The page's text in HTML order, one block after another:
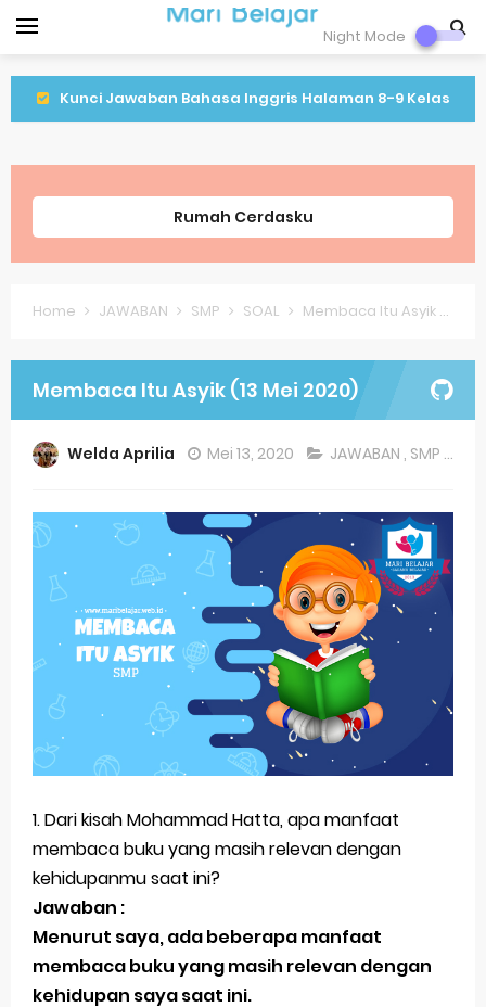
Kunci Jawaban Bahasa Inggris Halaman 8-9 Kelas
Kunci Jawaban IPA Halaman 8 Kelas 9 Semester 1
Latihan PLBJ Kelas 2 Tentang Keragaman Minuman
Soal Latihan Matematika Kelas 9
Soal Latihan Bahasa Inggris Kelas 8 Semester 2
(Genap)
Jawaban Bahasa Indonesia Kelas VIII (8) Kurikulum
Merdeka Halaman 18
Jawaban Bahasa Indonesia Kelas VIII (8) Kurikulum
Merdeka Halaman 15
Jawaban Bahasa Indonesia Kelas VIII (8) Kurikulum
Merdeka Halaman 7
Jawaban Bahasa Indonesia Kelas VIII (8) Kurikulum
Merdeka Halaman 5
Organ Peredaran Darah pada Manusia dan
Fungsinya (BUPENA Halaman 3-5)
Rumah Cerdasku
Home JAWABAN SMP SOAL Membaca Itu Asyik (13 Mei 2020)
Membaca Itu Asyik (13 Mei 2020)
Welda Aprilia Mei 13, 2020 JAWABAN , SMP ,
1. Dari kisah Mohammad Hatta, apa manfaat
membaca buku yang masih relevan dengan
kehidupanmu saat ini?
Jawaban :
Menurut saya, ada beberapa manfaat
membaca buku yang masih relevan dengan
kehidupan saya saat ini.
Night Mode